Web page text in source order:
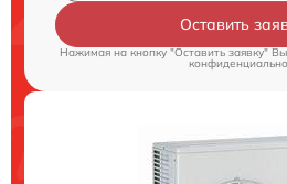
Оставить
Нажимая на кнопку "Оставить заявку"